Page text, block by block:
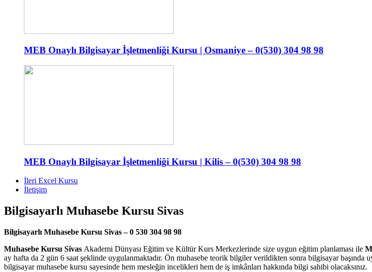
MEB Onaylı Bilgisayar İşletmenliği Kursu | Osmaniye – 0(530) 304 98 98
MEB Onaylı Bilgisayar İşletmenliği Kursu | Kilis – 0(530) 304 98 98
İleri Excel Kursu
İletişim
Bilgisayarlı Muhasebe Kursu Sivas
Bilgisayarlı Muhasebe Kursu Sivas – 0 530 304 98 98
Muhasebe Kursu Sivas Akademi Dünyası Eğitim ve Kültür Kurs Merkezlerinde size uygun eğitim planlaması ile
ay hafta da 2 gün 6 saat şeklinde uygulanmaktadır. Ön muhasebe teorik bilgiler verildikten sonra bilgisayar
bilgisayar muhasebe kursu sayesinde hem mesleğin incelikleri hem de iş imkânları hakkında bilgi sahibi olacaksınız.